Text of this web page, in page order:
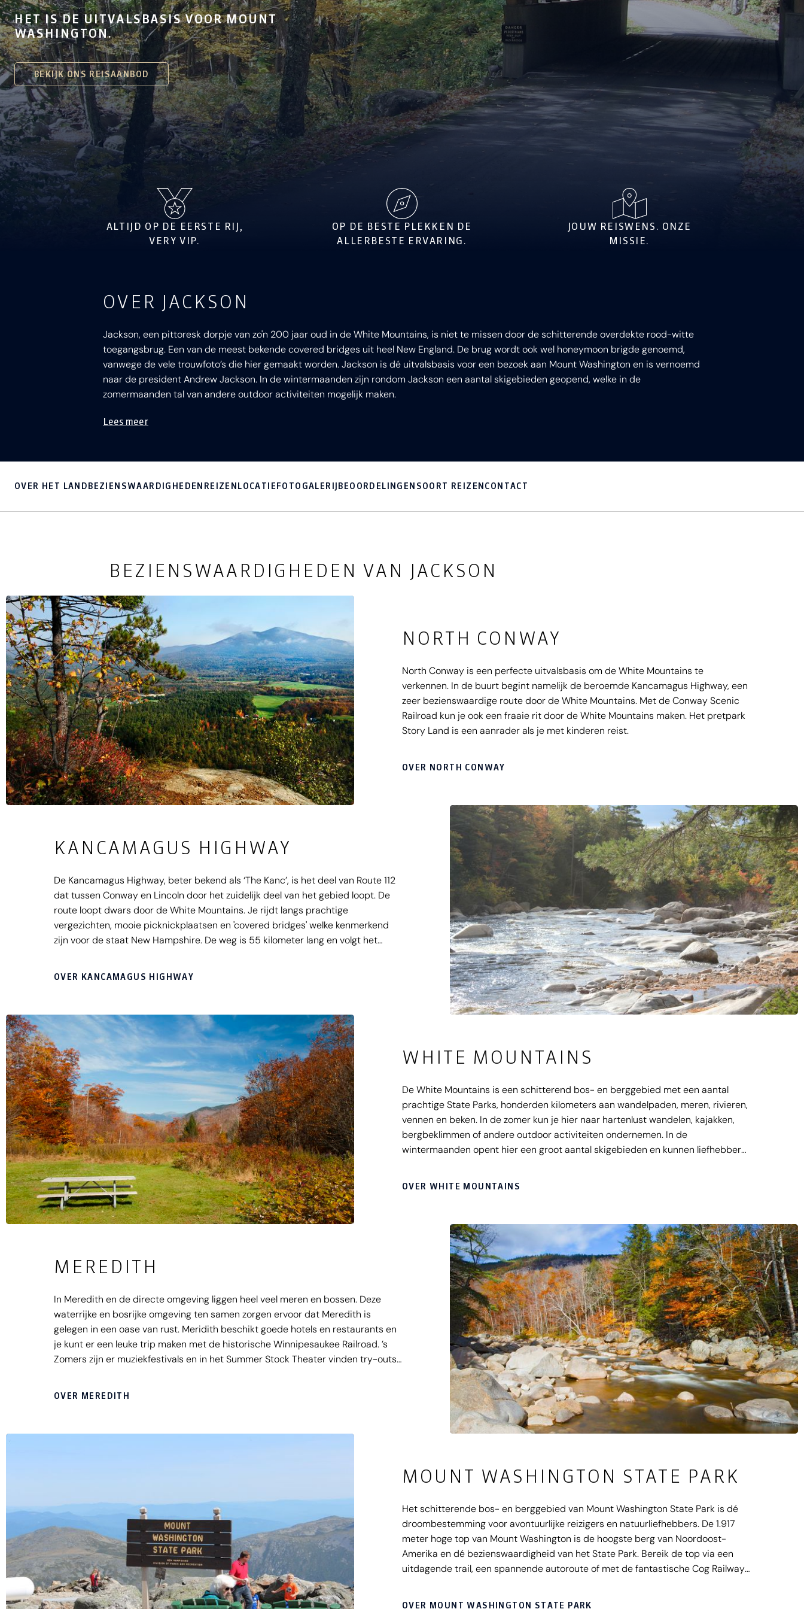
HET IS DE UITVALSBASIS VOOR MOUNT
WASHINGTON.
BEKIJK ONS REISAANBOD
ALTIJD OP DE EERSTE RIJ,
VERY VIP.
OP DE BESTE PLEKKEN DE
ALLERBESTE ERVARING.
JOUW REISWENS. ONZE
MISSIE.
OVER JACKSON
Jackson, een pittoresk dorpje van zo'n 200 jaar oud in de White Mountains, is niet te missen door de schitterende overdekte rood-witte
toegangsbrug. Een van de meest bekende covered bridges uit heel New England. De brug wordt ook wel honeymoon brigde genoemd,
vanwege de vele trouwfoto’s die hier gemaakt worden. Jackson is dé uitvalsbasis voor een bezoek aan Mount Washington en is vernoemd
naar de president Andrew Jackson. In de wintermaanden zijn rondom Jackson een aantal skigebieden geopend, welke in de
zomermaanden tal van andere outdoor activiteiten mogelijk maken.
Lees meer
OVER HET LANDBEZIENSWAARDIGHEDEN REIZENLOCATIEFOTOGALERIJBEOORDELINGEN SOORT REIZENCONTACT
BEZIENSWAARDIGHEDEN VAN JACKSON
NORTH CONWAY
North Conway is een perfecte uitvalsbasis om de White Mountains te
verkennen. In de buurt begint namelijk de beroemde Kancamagus Highway, een
zeer bezienswaardige route door de White Mountains. Met de Conway Scenic
Railroad kun je ook een fraaie rit door de White Mountains maken. Het pretpark
Story Land is een aanrader als je met kinderen reist.
OVER NORTH CONWAY
KANCAMAGUS HIGHWAY
De Kancamagus Highway, beter bekend als ‘The Kanc’, is het deel van Route 112
dat tussen Conway en Lincoln door het zuidelijk deel van het gebied loopt. De
route loopt dwars door de White Mountains. Je rijdt langs prachtige
vergezichten, mooie picknickplaatsen en 'covered bridges' welke kenmerkend
zijn voor de staat New Hampshire. De weg is 55 kilometer lang en volgt het
OVER KANCAMAGUS HIGHWAY
WHITE MOUNTAINS
De White Mountains is een schitterend bos- en berggebied met een aantal
prachtige State Parks, honderden kilometers aan wandelpaden, meren, rivieren,
vennen en beken. In de zomer kun je hier naar hartenlust wandelen, kajakken,
bergbeklimmen of andere outdoor activiteiten ondernemen. In de
wintermaanden opent hier een groot aantal skigebieden en kunnen liefhebbers
OVER WHITE MOUNTAINS
MEREDITH
In Meredith en de directe omgeving liggen heel veel meren en bossen. Deze
waterrijke en bosrijke omgeving ten samen zorgen ervoor dat Meredith is
gelegen in een oase van rust. Meridith beschikt goede hotels en restaurants en
je kunt er een leuke trip maken met de historische Winnipesaukee Railroad. ’s
Zomers zijn er muziekfestivals en in het Summer Stock Theater vinden try-outs
OVER MEREDITH
MOUNT WASHINGTON STATE PARK
Het schitterende bos- en berggebied van Mount Washington State Park is dé
droombestemming voor avontuurlijke reizigers en natuurliefhebbers. De 1.917
meter hoge top van Mount Washington is de hoogste berg van Noordoost-
Amerika en dé bezienswaardigheid van het State Park. Bereik de top via een
uitdagende trail, een spannende autoroute of met de fantastische Cog Railway
OVER MOUNT WASHINGTON STATE PARK